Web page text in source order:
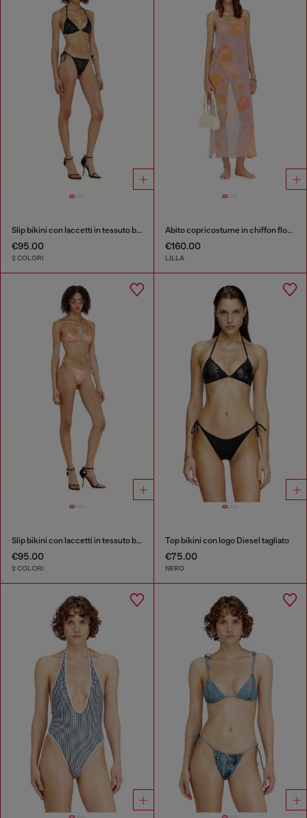
Slip bikini con laccetti in tessuto brillante
€95.00
2 COLORI
Abito copricostume in chiffon floreale
€160.00
LILLA
Slip bikini con laccetti in tessuto brillante
€95.00
2 COLORI
Top bikini con logo Diesel tagliato
€75.00
NERO